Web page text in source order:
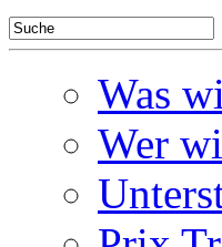
Was
Wer